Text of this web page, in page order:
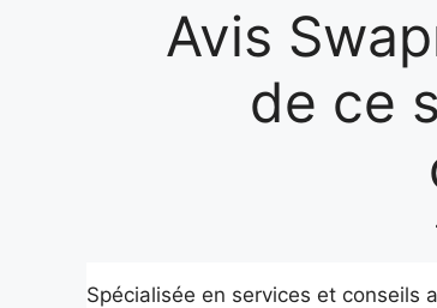
Avis
de ce
Spécialisée en services et conseils